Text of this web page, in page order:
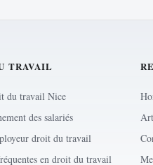
TRAVAIL
du travail Nice
des salariés
droit du travail
en droit du travail